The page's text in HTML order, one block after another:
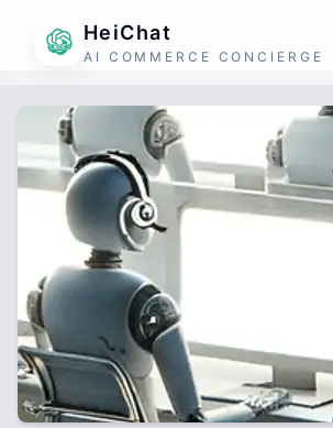
HeiChat
AI COMMERCE CONCIERGE